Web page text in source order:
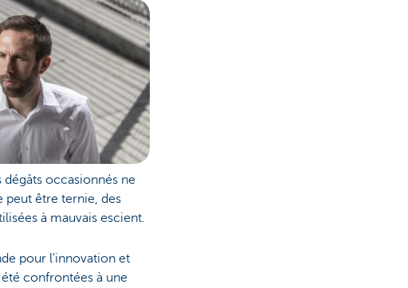
occasionnés ne
peut être ternie, des
à mauvais escient.
pour l'innovation et
confrontées à une